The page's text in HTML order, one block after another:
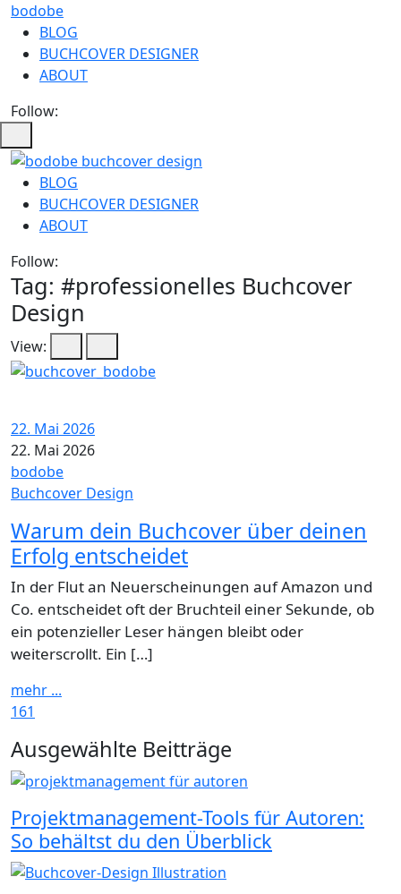
bodobe
BLOG
BUCHCOVER DESIGNER
ABOUT
Follow:
bodobe
Buchcover
BLOG
BUCHCOVER DESIGNER
ABOUT
Follow:
Tag: #professionelles Buchcover
Design
View:
22. Mai 2026
22. Mai 2026
bodobe
Buchcover Design
Warum dein Buchcover über deinen
Erfolg entscheidet
In der Flut an Neuerscheinungen auf Amazon und
Co. entscheidet oft der Bruchteil einer Sekunde, ob
ein potenzieller Leser hängen bleibt oder
weiterscrollt. Ein […]
mehr ...
161
Widgets
Ausgewählte Beitträge
Projektmanagement-Tools für Autoren:
So behältst du den Überblick